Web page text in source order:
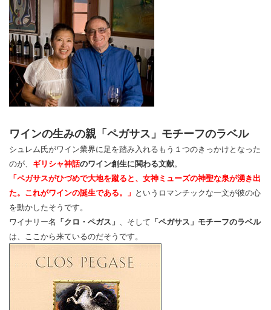
ワインの生みの親「ペガサス」モチーフのラベル
シュレム氏がワイン業界に足を踏み入れるもう１つのきっかけとなった
のが、 ギリシャ神話のワイン創生に関わる文献。
「ペガサスがひづめで大地を蹴ると、女神ミューズの神聖な泉が湧き出
た。これがワインの誕生である。」 というロマンチックな一文が彼の心
を動かしたそうです。
ワイナリー名 「クロ・ペガス」 、そして 「ペガサス」モチーフのラベル
は、ここから来ているのだそうです。